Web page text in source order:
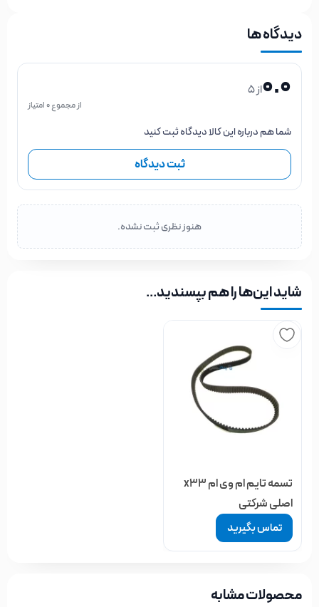
دیدگاه ها
0.0از 5
از مجموع 0 امتیاز
شما هم درباره این کالا دیدگاه ثبت کنید
ثبت دیدگاه
هنوز نظری ثبت نشده.
شاید این‌ها را هم بپسندید…
تسمه تایم ام وی ام x33
اصلی شرکتی
تماس بگیرید
محصولات مشابه